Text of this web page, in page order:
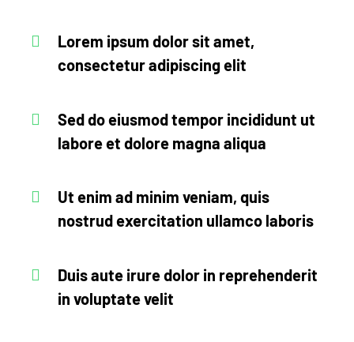
Lorem ipsum dolor sit amet,
consectetur adipiscing elit
Sed do eiusmod tempor incididunt ut
labore et dolore magna aliqua
Ut enim ad minim veniam, quis
nostrud exercitation ullamco laboris
Duis aute irure dolor in reprehenderit
in voluptate velit